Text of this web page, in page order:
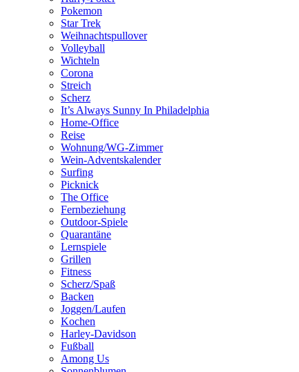
Pokemon
Star Trek
Weihnachtspullover
Volleyball
Wichteln
Corona
Streich
Scherz
It’s Always Sunny In Philadelphia
Home-Office
Reise
Wohnung/WG-Zimmer
Wein-Adventskalender
Surfing
Picknick
The Office
Fernbeziehung
Outdoor-Spiele
Quarantäne
Lernspiele
Grillen
Fitness
Scherz/Spaß
Backen
Joggen/Laufen
Kochen
Harley-Davidson
Fußball
Among Us